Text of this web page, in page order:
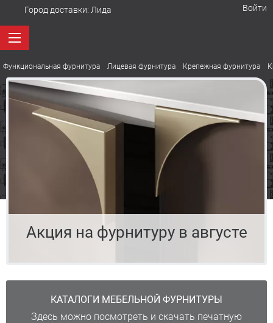
Город доставки: Лида Войти
Функциональная фурнитура Лицевая фурнитура Крепежная фурнитура
Акция на фурнитуру в августе
КАТАЛОГИ МЕБЕЛЬНОЙ ФУРНИТУРЫ
Здесь можно посмотреть и скачать печатную